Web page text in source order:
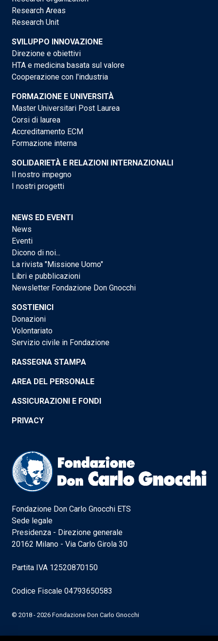
Research Areas
Research Unit
SVILUPPO INNOVAZIONE
Direzione e obiettivi
HTA e medicina basata sul valore
Cooperazione con l'industria
FORMAZIONE E UNIVERSITÀ
Master Universitari Post Laurea
Corsi di laurea
Accreditamento ECM
Formazione interna
SOLIDARIETÀ E RELAZIONI INTERNAZIONALI
Il nostro impegno
I nostri progetti
NEWS ED EVENTI
News
Eventi
Dicono di noi...
La rivista "Missione Uomo"
Libri e pubblicazioni
Newsletter Fondazione Don Gnocchi
SOSTIENICI
Donazioni
Volontariato
Servizio civile in Fondazione
RASSEGNA STAMPA
AREA DEL PERSONALE
ASSICURAZIONI E FONDI
PRIVACY
Fondazione Don Carlo Gnocchi ETS
Sede legale
Presidenza - Direzione generale
20162 Milano - Via Carlo Girola 30
Partita IVA 12520870150
Codice Fiscale 04793650583
© 2018 - 2026 Fondazione Don Carlo Gnocchi